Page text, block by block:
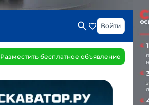
Войти
Разместить бесплатное объявление